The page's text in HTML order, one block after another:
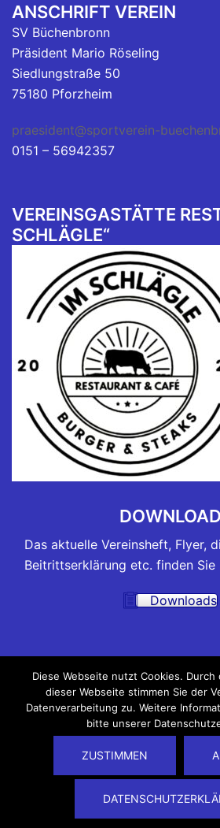
ANSCHRIFT VEREIN
SV Büchenbronn
Präsident Mario Röseling
Siedlungstraße 50
75180 Pforzheim
praesident@sportverein-
0151 – 56942357
VEREINSGASTÄTTE
SCHLÄGLE“
Das aktuelle Vereinsheft, Flyer,
Beitrittserklärung etc. finden Sie
Downloads
Alle Belegungspläne der Hallen,
Trainings und Kurse stattfinden,
Diese Webseite nutzt Cookies.
dieser Webseite stimmen Sie der
Datenverarbeitung zu. Weitere
bitte unserer
ZUSTIMMEN